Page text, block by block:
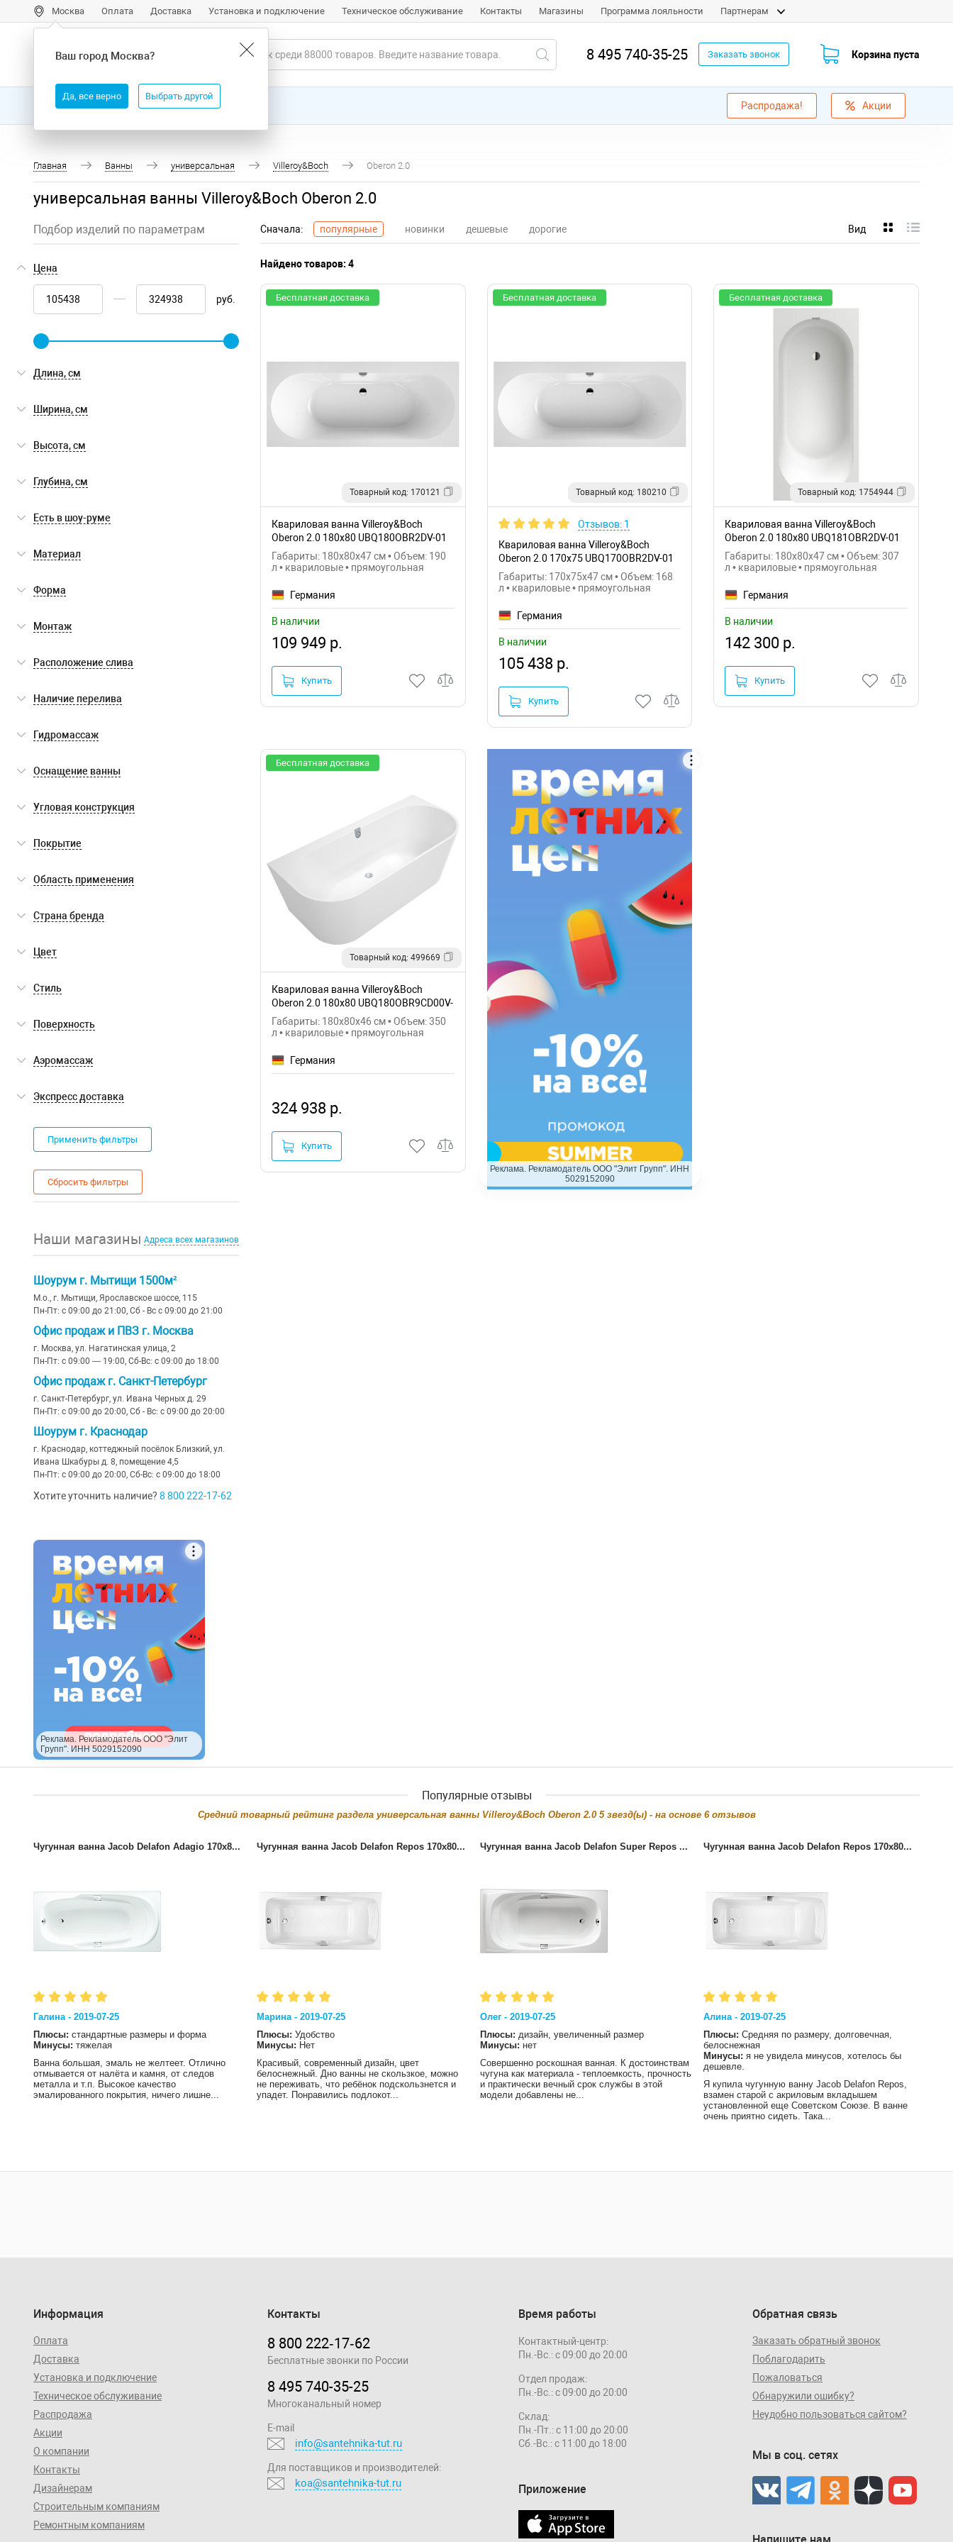
Ваш город Москва?
Да, все верно Выбрать другой
Москва Оплата Доставка Установка и подключение Техническое обслуживание Контакты Магазины Программа лояльности Партнерам
8 495 740-35-25 Заказать звонок Корзина пуста
Все товары Бренды Распродажа! Акции
Главная Ванны универсальная Villeroy&Boch Oberon 2.0
универсальная ванны Villeroy&Boch Oberon 2.0
Подбор изделий по параметрам
Цена
руб.
Длина, см
Ширина, см
Высота, см
Глубина, см
Есть в шоу-руме
Материал
Форма
Монтаж
Расположение слива
Наличие перелива
Гидромассаж
Оснащение ванны
Угловая конструкция
Покрытие
Область применения
для бытового использования
Страна бренда
Цвет
Стиль
Поверхность
Аэромассаж
Экспресс доставка
Экспресс доставка(0)
Применить фильтры
Сбросить фильтры
Наши магазины Адреса всех магазинов
Шоурум г. Мытищи 1500м²
М.о., г. Мытищи, Ярославское шоссе, 115
Пн-Пт: с 09:00 до 21:00, Сб - Вс с 09:00 до 21:00
Офис продаж и ПВЗ г. Москва
г. Москва, ул. Нагатинская улица, 2
Пн-Пт: с 09:00 — 19:00, Сб-Вс: с 09:00 до 18:00
Офис продаж г. Санкт-Петербург
г. Санкт-Петербург, ул. Ивана Черных д. 29
Пн-Пт: с 09:00 до 20:00, Сб - Вс: с 09:00 до 20:00
Шоурум г. Краснодар
г. Краснодар, коттеджный посёлок Близкий, ул.
Ивана Шкабуры д. 8, помещение 4,5
Пн-Пт: с 09:00 до 20:00, Сб-Вс: с 09:00 до 18:00
Хотите уточнить наличие? 8 800 222-17-62
Реклама. Рекламодатель ООО "Элит
Групп". ИНН 5029152090
Сначала: популярные новинки дешевые дорогие Вид
Найдено товаров: 4
Бесплатная доставка
Товарный код: 170121
Квариловая ванна Villeroy&Boch
Oberon 2.0 180x80 UBQ180OBR2DV-01
Габариты: 180x80x47 см • Объем: 190
л • квариловые • прямоугольная
Германия
В наличии
109 949 р.
Купить
Бесплатная доставка
Товарный код: 180210
Отзывов: 1
Квариловая ванна Villeroy&Boch
Oberon 2.0 170x75 UBQ170OBR2DV-01
Габариты: 170x75x47 см • Объем: 168
л • квариловые • прямоугольная
Германия
В наличии
105 438 р.
Купить
Бесплатная доставка
Товарный код: 1754944
Квариловая ванна Villeroy&Boch
Oberon 2.0 180x80 UBQ181OBR2DV-01
Габариты: 180x80x47 см • Объем: 307
л • квариловые • прямоугольная
Германия
В наличии
142 300 р.
Купить
Бесплатная доставка
Товарный код: 499669
Квариловая ванна Villeroy&Boch
Oberon 2.0 180x80 UBQ180OBR9CD00V-
01
Габариты: 180x80x46 см • Объем: 350
л • квариловые • прямоугольная
Германия
324 938 р.
Купить
Реклама. Рекламодатель ООО "Элит Групп". ИНН
5029152090
Популярные отзывы
Cредний товарный рейтинг раздела универсальная ванны Villeroy&Boch Oberon 2.0 5звезд(ы) - на основе 6отзывов
Чугунная ванна Jacob Delafon Adagio 170x8...
Галина - 2019-07-25
Плюсы: стандартные размеры и форма
Минусы: тяжелая
Ванна большая, эмаль не желтеет. Отлично
отмывается от налёта и камня, от следов
металла и т.п. Высокое качество
эмалированного покрытия, ничего лишне...
Чугунная ванна Jacob Delafon Repos 170x80...
Марина - 2019-07-25
Плюсы: Удобство
Минусы: Нет
Красивый, современный дизайн, цвет
белоснежный. Дно ванны не скользкое, можно
не переживать, что ребёнок подскользнется и
упадет. Понравились подлокот...
Чугунная ванна Jacob Delafon Super Repos ...
Олег - 2019-07-25
Плюсы: дизайн, увеличенный размер
Минусы: нет
Совершенно роскошная ванная. К достоинствам
чугуна как материала - теплоемкость, прочность
и практически вечный срок службы в этой
модели добавлены не...
Чугунная ванна Jacob Delafon Repos 170x80...
Алина - 2019-07-25
Плюсы: Средняя по размеру, долговечная,
белоснежная
Минусы: я не увидела минусов, хотелось бы
дешевле.
Я купила чугунную ванну Jacob Delafon Repos,
взамен старой с акриловым вкладышем
установленной еще Советском Союзе. В ванне
очень приятно сидеть. Така...
Информация
Оплата
Доставка
Установка и подключение
Техническое обслуживание
Распродажа
Акции
О компании
Контакты
Дизайнерам
Строительным компаниям
Ремонтным компаниям
Контакты
8 800 222‑17‑62
Бесплатные звонки по России
8 495 740-35-25
Многоканальный номер
E-mail
info@santehnika-tut.ru
Для поставщиков и производителей:
koa@santehnika-tut.ru
Время работы
Контактный-центр:
Пн.-Вс.: с 09:00 до 20:00
Отдел продаж:
Пн.-Вс.: с 09:00 до 20:00
Склад:
Пн.-Пт.: с 11:00 до 20:00
Сб.-Вс.: с 11:00 до 18:00
Приложение
Обратная связь
Заказать обратный звонок
Поблагодарить
Пожаловаться
Обнаружили ошибку?
Неудобно пользоваться сайтом?
Мы в соц. сетях
Напишите нам